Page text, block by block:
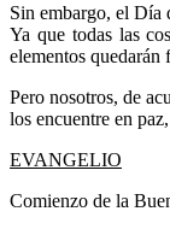
Sin embargo, el Día
Ya que todas las
elementos
Pero nosotros, de
los encuentre en
EVANGELIO
Comienzo de la